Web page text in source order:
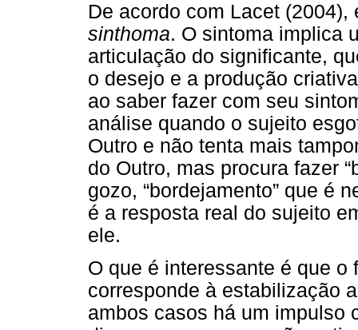
De acordo com Lacet
sinthoma. O sintoma implica
articulação do significante,
o desejo e a produção
ao saber fazer com seu
análise quando o sujeito
Outro e não tenta mais
do Outro, mas procura fazer
gozo, “bordejamento” que é
é a resposta real do sujeito
ele.
O que é interessante é que
corresponde à estabilização
ambos casos há um impulso